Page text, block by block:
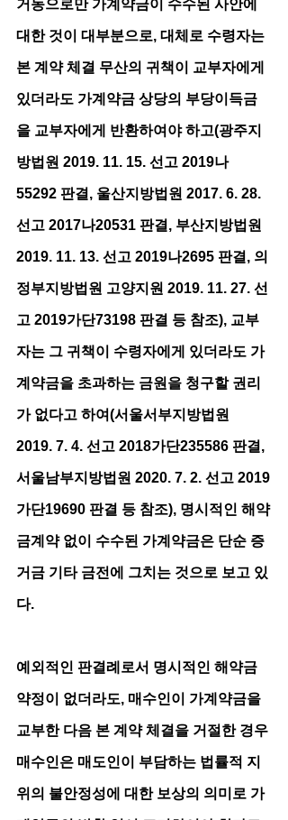
거동으로만 가계약금이 수수된 사안에
대한 것이 대부분으로, 대체로 수령자는
본 계약 체결 무산의 귀책이 교부자에게
있더라도 가계약금 상당의 부당이득금
을 교부자에게 반환하여야 하고(광주지
방법원 2019. 11. 15. 선고 2019나
55292 판결, 울산지방법원 2017. 6. 28.
선고 2017나20531 판결, 부산지방법원
2019. 11. 13. 선고 2019나2695 판결, 의
정부지방법원 고양지원 2019. 11. 27. 선
고 2019가단73198 판결 등 참조), 교부
자는 그 귀책이 수령자에게 있더라도 가
계약금을 초과하는 금원을 청구할 권리
가 없다고 하여(서울서부지방법원
2019. 7. 4. 선고 2018가단235586 판결,
서울남부지방법원 2020. 7. 2. 선고 2019
가단19690 판결 등 참조), 명시적인 해약
금계약 없이 수수된 가계약금은 단순 증
거금 기타 금전에 그치는 것으로 보고 있
다.
예외적인 판결례로서 명시적인 해약금
약정이 없더라도, 매수인이 가계약금을
교부한 다음 본 계약 체결을 거절한 경우
매수인은 매도인이 부담하는 법률적 지
위의 불안정성에 대한 보상의 의미로 가